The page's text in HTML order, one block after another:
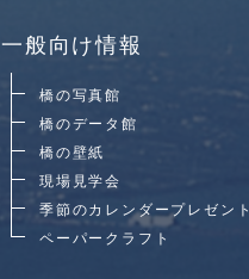
一般向け情報
橋の写真館
橋のデータ館
橋の壁紙
現場見学会
季節のカレンダープレゼント
ペーパークラフト